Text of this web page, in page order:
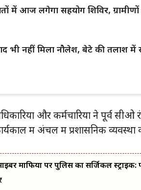
में आज लगेगा सहयोग शिविर,
भी नहीं मिला नौलेश, बेटे की तलाश में
और कर्मचारियों ने पूर्व
में अंचल में प्रशासनिक व्यवस्था
माफिया पर पुलिस का सर्जिकल